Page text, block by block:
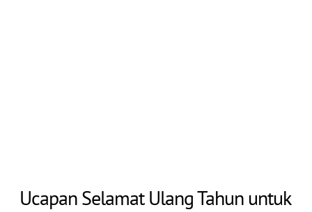
Ucapan Selamat Ulang Tahun untuk